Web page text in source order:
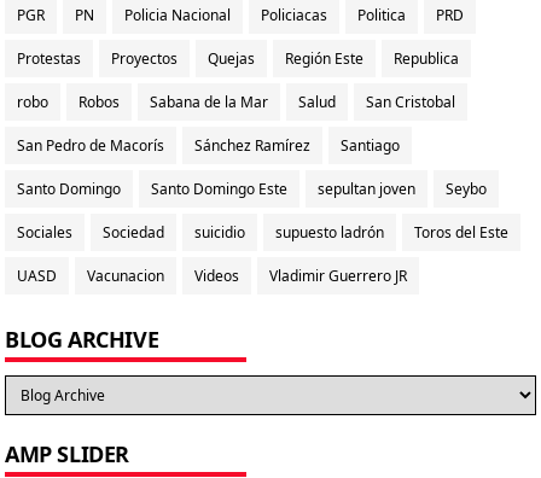
PGR PN Policia Nacional Policiacas Politica PRD
Protestas Proyectos Quejas Región Este Republica
robo Robos Sabana de la Mar Salud San Cristobal
San Pedro de Macorís Sánchez Ramírez Santiago
Santo Domingo Santo Domingo Este sepultan joven Seybo
Sociales Sociedad suicidio supuesto ladrón Toros del Este
UASD Vacunacion Videos Vladimir Guerrero JR
BLOG ARCHIVE
AMP SLIDER